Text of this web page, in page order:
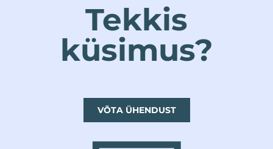
Tekkis
küsimus?
VÕTA ÜHENDUST